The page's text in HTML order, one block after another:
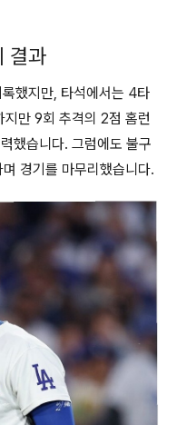
결과
했지만, 타석에서는 4타
만 9회 추격의 2점 홈런
했습니다. 그럼에도 불구
경기를 마무리했습니다.